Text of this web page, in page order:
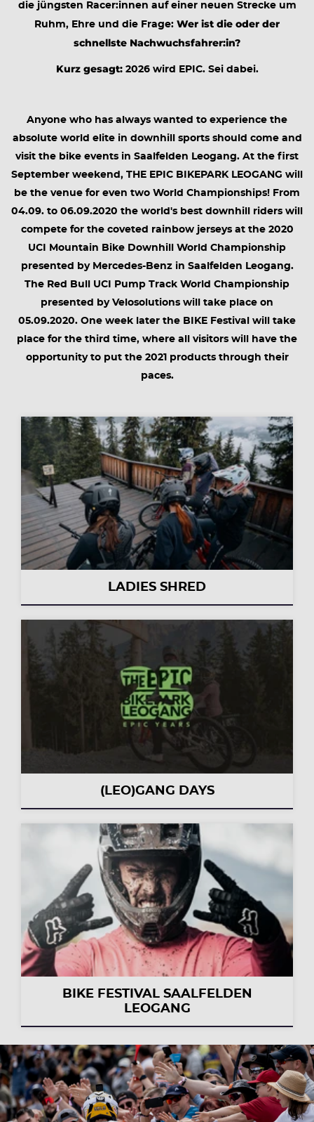
die jüngsten Racer:innen auf einer neuen Strecke um
Ruhm, Ehre und die Frage: Wer ist die oder der
schnellste Nachwuchsfahrer:in?
Kurz gesagt:2026 wird EPIC. Sei dabei.
Anyone who has always wanted to experience the
absolute world elite in downhill sports should come and
visit the bike events in Saalfelden Leogang. At the first
September weekend, THE EPIC BIKEPARK LEOGANG will
be the venue for even two World Championships! From
04.09. to 06.09.2020 the world's best downhill riders will
compete for the coveted rainbow jerseys at the 2020
UCI Mountain Bike Downhill World Championship
presented by Mercedes-Benz in Saalfelden Leogang.
The Red Bull UCI Pump Track World Championship
presented by Velosolutions will take place on
05.09.2020. One week later the BIKE Festival will take
place for the third time, where all visitors will have the
opportunity to put the 2021 products through their
paces.
LADIES SHRED
(LEO)GANG DAYS
BIKE FESTIVAL SAALFELDEN
LEOGANG